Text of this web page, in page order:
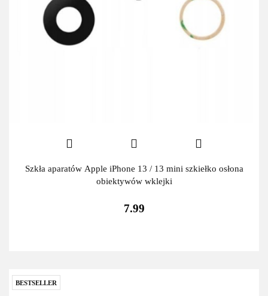
Szkła aparatów Apple iPhone 13 / 13 mini szkiełko osłona
obiektywów wklejki
7.99
BESTSELLER